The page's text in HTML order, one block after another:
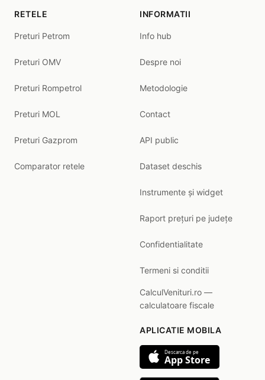
RETELE
Preturi Petrom
Preturi OMV
Preturi Rompetrol
Preturi MOL
Preturi Gazprom
Comparator retele
INFORMATII
Info hub
Despre noi
Metodologie
Contact
API public
Dataset deschis
Instrumente și widget
Raport prețuri pe județe
Confidentialitate
Termeni si conditii
CalculVenituri.ro —
calculatoare fiscale
APLICATIE MOBILA
Descarca de pe
App Store